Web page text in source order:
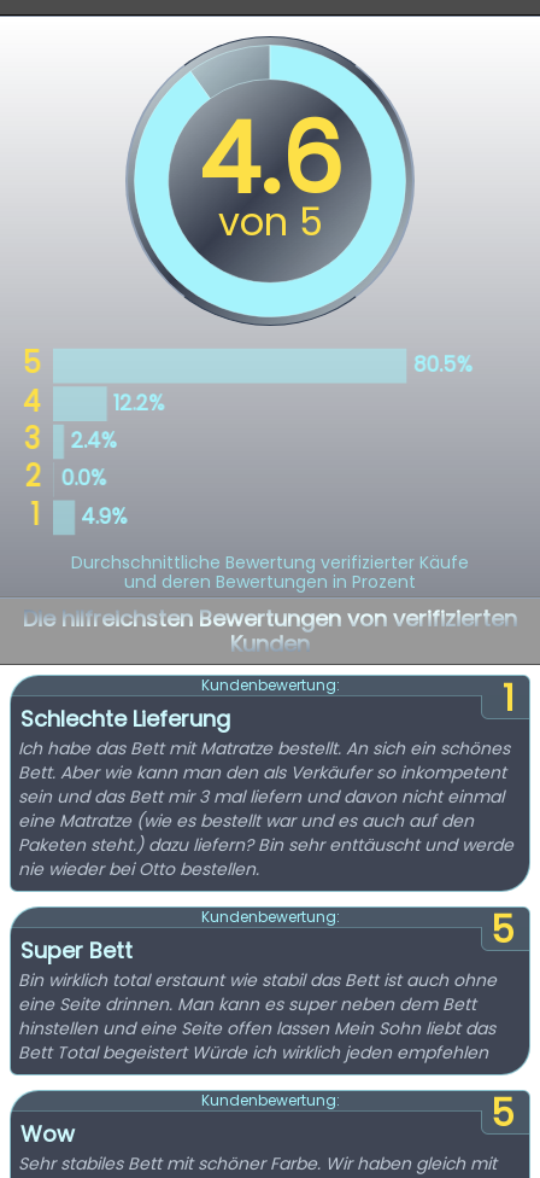
Durchschnittliche Bewertung verifizierter Käufe
und deren Bewertungen in Prozent
Die hilfreichsten Bewertungen von verifizierten
Kunden
1
Kundenbewertung:
Schlechte Lieferung
Ich habe das Bett mit Matratze bestellt. An sich ein schönes
Bett. Aber wie kann man den als Verkäufer so inkompetent
sein und das Bett mir 3 mal liefern und davon nicht einmal
eine Matratze (wie es bestellt war und es auch auf den
Paketen steht.) dazu liefern? Bin sehr enttäuscht und werde
nie wieder bei Otto bestellen.
5
Kundenbewertung:
Super Bett
Bin wirklich total erstaunt wie stabil das Bett ist auch ohne
eine Seite drinnen. Man kann es super neben dem Bett
hinstellen und eine Seite offen lassen Mein Sohn liebt das
Bett Total begeistert Würde ich wirklich jeden empfehlen
5
Kundenbewertung:
Wow
Sehr stabiles Bett mit schöner Farbe. Wir haben gleich mit